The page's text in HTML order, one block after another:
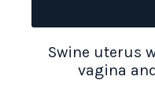
Swine uterus
vagina